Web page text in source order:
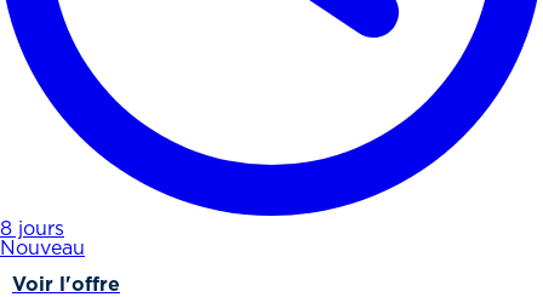
8 jours
Nouveau
Voir l'offre